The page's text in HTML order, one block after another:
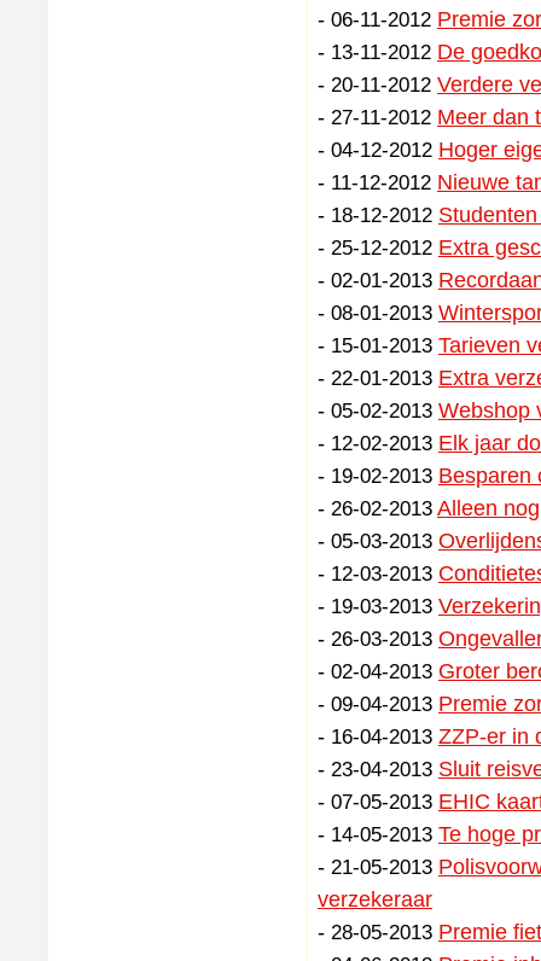
- 06-11-2012 Premie
- 13-11-2012 De
- 20-11-2012 Verdere
- 27-11-2012 Meer dan
- 04-12-2012 Hoger
- 11-12-2012 Nieuwe
- 18-12-2012
- 25-12-2012 Extra
- 02-01-2013
- 08-01-2013
- 15-01-2013 Tarieven
- 22-01-2013 Extra
- 05-02-2013 Webshop
- 12-02-2013 Elk jaar
- 19-02-2013 Besparen
- 26-02-2013 Alleen
- 05-03-2013
- 12-03-2013
- 19-03-2013
- 26-03-2013
- 02-04-2013 Groter
- 09-04-2013 Premie
- 16-04-2013 ZZP-er in
- 23-04-2013 Sluit
- 07-05-2013 EHIC
- 14-05-2013 Te hoge
- 21-05-2013
verzekeraar
- 28-05-2013 Premie